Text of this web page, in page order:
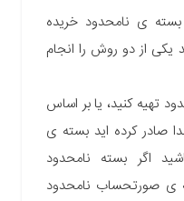
ی نامحدود خریده
از دو روش را انجام
تهیه کنید، یا بر اساس
صادر کرده ایدبسته ی
اگر بسته نامحدود
ی صورتحساب نامحدود